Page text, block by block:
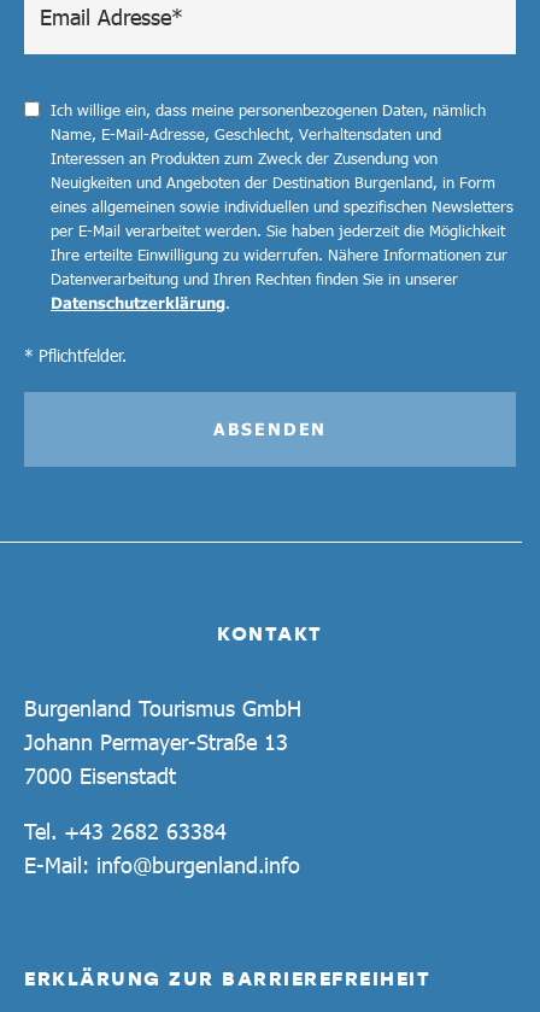
KONTAKT
Burgenland Tourismus GmbH
Johann Permayer-Straße 13
7000 Eisenstadt
Tel. +43 2682 63384
E-Mail: info@burgenland.info
ERKLÄRUNG ZUR BARRIEREFREIHEIT
Ich willige ein, dass meine personenbezogenen Daten, nämlich
Name, E-Mail-Adresse, Geschlecht, Verhaltensdaten und
Interessen an Produkten zum Zweck der Zusendung von
Neuigkeiten und Angeboten der Destination Burgenland, in Form
eines allgemeinen sowie individuellen und spezifischen Newsletters
per E-Mail verarbeitet werden. Sie haben jederzeit die Möglichkeit
Ihre erteilte Einwilligung zu widerrufen. Nähere Informationen zur
Datenverarbeitung und Ihren Rechten finden Sie in unserer
Datenschutzerklärung.
* Pflichtfelder.
ABSENDEN